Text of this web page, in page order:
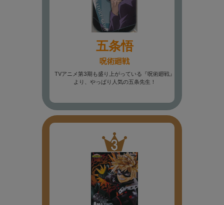
五条悟
呪術廻戦
TVアニメ第3期も盛り上がっている『呪術廻戦』
より、やっぱり人気の五条先生！